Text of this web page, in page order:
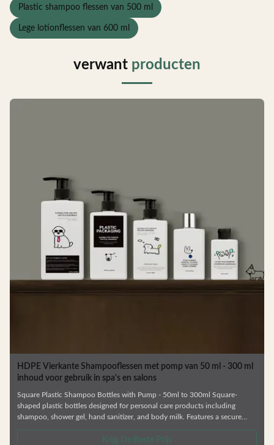
Plastic shampoo flessen van 500 ml
Lege lotionflessen van 600 ml
verwant producten
HDPE Vierkante Shampooflessen met pomp van 50 ml - 300 ml
inhoud voor gebruik in spa's en salons
Square Plastic Shampoo Bottles with Pump - 50ml to 300ml Square-
shaped plastic bottles designed for personal care products including
shampoo, shower gel, hand sanitizer, and body milk. Features a secure
Specifications Available Volumes Customization Options Factory direct
Krijg De Beste Prijs